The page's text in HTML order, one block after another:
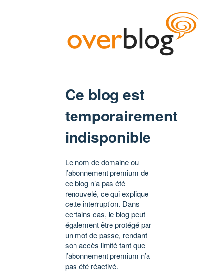
Ce blog est
temporairement
indisponible
Le nom de domaine ou
l’abonnement premium de
ce blog n’a pas été
renouvelé, ce qui explique
cette interruption. Dans
certains cas, le blog peut
également être protégé par
un mot de passe, rendant
son accès limité tant que
l’abonnement premium n’a
pas été réactivé.